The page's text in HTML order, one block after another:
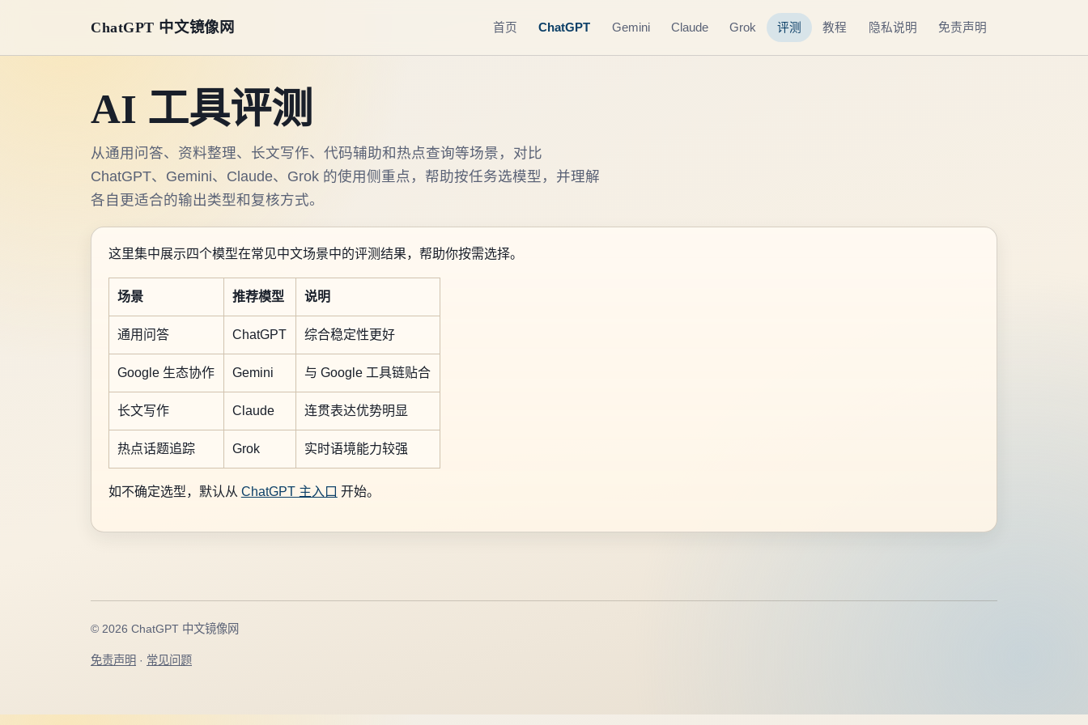
ChatGPT 中文镜像网 首页 ChatGPT Gemini Claude Grok 评测 教程 隐私说明 免责声明
AI 工具评测
从通用问答、资料整理、长文写作、代码辅助和热点查询等场景，对比
ChatGPT、Gemini、Claude、Grok 的使用侧重点，帮助按任务选模型，并理解
各自更适合的输出类型和复核方式。
这里集中展示四个模型在常见中文场景中的评测结果，帮助你按需选择。
场景 推荐模型 说明
通用问答 ChatGPT 综合稳定性更好
Google 生态协作 Gemini 与 Google 工具链贴合
长文写作 Claude 连贯表达优势明显
热点话题追踪 Grok 实时语境能力较强
如不确定选型，默认从 ChatGPT 主入口 开始。
© 2026 ChatGPT 中文镜像网
免责声明 · 常见问题